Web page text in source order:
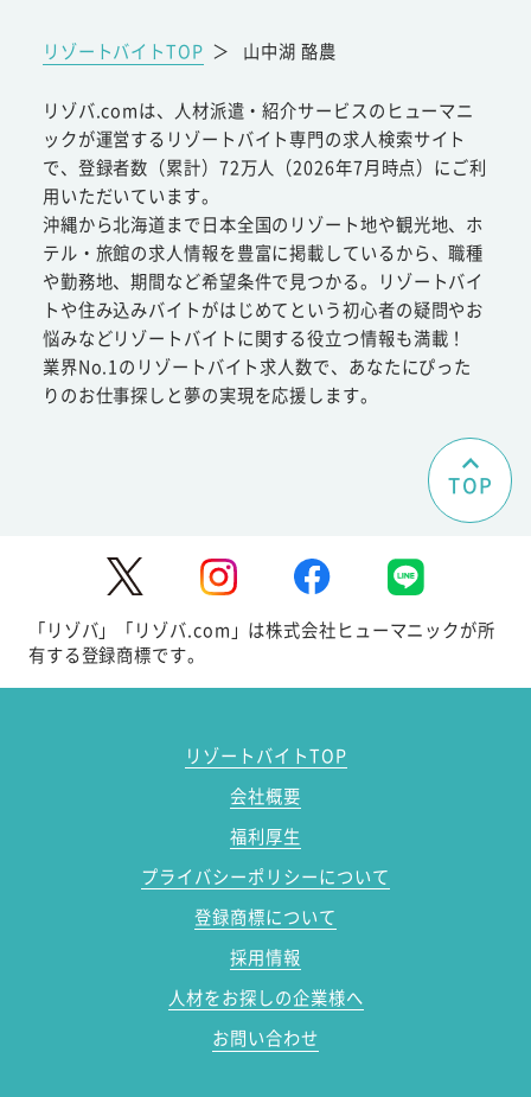
リゾートバイトTOP ＞ 山中湖 酪農
リゾバ.comは、人材派遣・紹介サービスのヒューマニ
ックが運営するリゾートバイト専門の求人検索サイト
で、登録者数（累計）72万人（2026年7月時点）にご利
用いただいています。
沖縄から北海道まで日本全国のリゾート地や観光地、ホ
テル・旅館の求人情報を豊富に掲載しているから、職種
や勤務地、期間など希望条件で見つかる。リゾートバイ
トや住み込みバイトがはじめてという初心者の疑問やお
悩みなどリゾートバイトに関する役立つ情報も満載！
業界No.1のリゾートバイト求人数で、あなたにぴった
りのお仕事探しと夢の実現を応援します。
TOP
「リゾバ」「リゾバ.com」は株式会社ヒューマニックが所
有する登録商標です。
リゾートバイトTOP
会社概要
福利厚生
プライバシーポリシーについて
登録商標について
採用情報
人材をお探しの企業様へ
お問い合わせ